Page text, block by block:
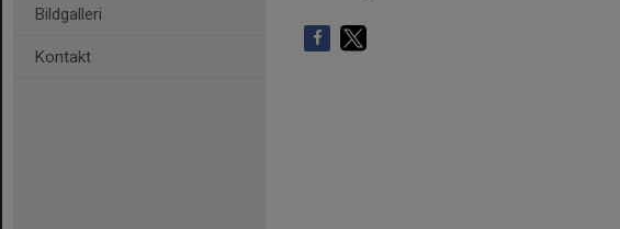
Bildgalleri
Kontakt